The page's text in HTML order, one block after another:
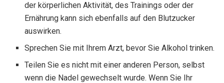
der körperlichen Aktivität, des Trainings oder der
Ernährung kann sich ebenfalls auf den Blutzucker
auswirken.
Sprechen Sie mit Ihrem Arzt, bevor Sie Alkohol trinken.
Teilen Sie es nicht mit einer anderen Person, selbst
wenn die Nadel gewechselt wurde. Wenn Sie Ihr